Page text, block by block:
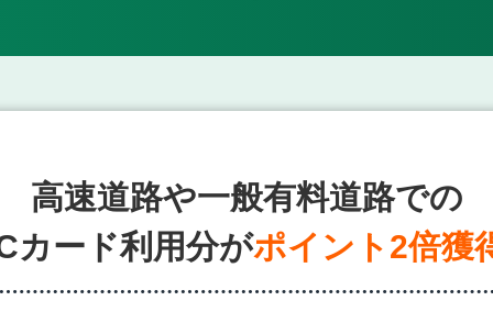
高速道路や一般有料道路での
カード利用分がポイント2倍獲